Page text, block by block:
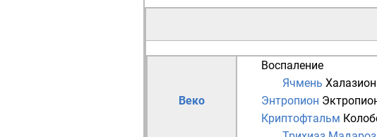
Веко
Воспаление
Ячмень Халазион
Энтропион
Криптофтальм